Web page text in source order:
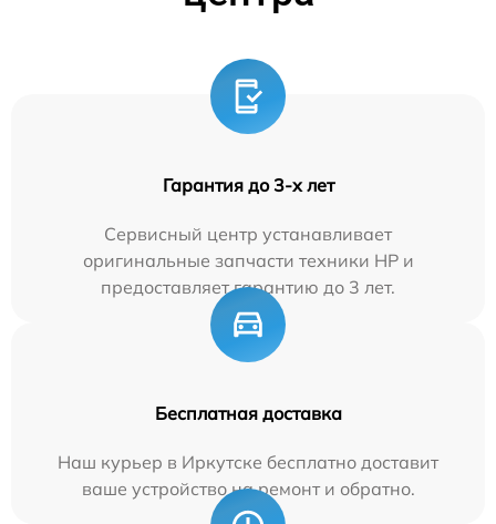
Гарантия до 3-х лет
Сервисный центр устанавливает
оригинальные запчасти техники HP и
предоставляет гарантию до 3 лет.
Бесплатная доставка
Наш курьер в Иркутске бесплатно доставит
ваше устройство на ремонт и обратно.